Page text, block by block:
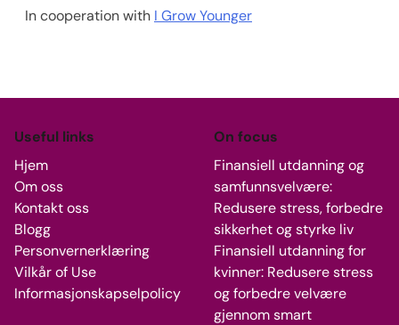
In cooperation with I Grow Younger
Useful links
Hjem
Om oss
Kontakt oss
Blogg
Personvernerklæring
Vilkår of Use
Informasjonskapselpolicy
On focus
Finansiell utdanning og
samfunnsvelvære:
Redusere stress, forbedre
sikkerhet og styrke liv
Finansiell utdanning for
kvinner: Redusere stress
og forbedre velvære
gjennom smart